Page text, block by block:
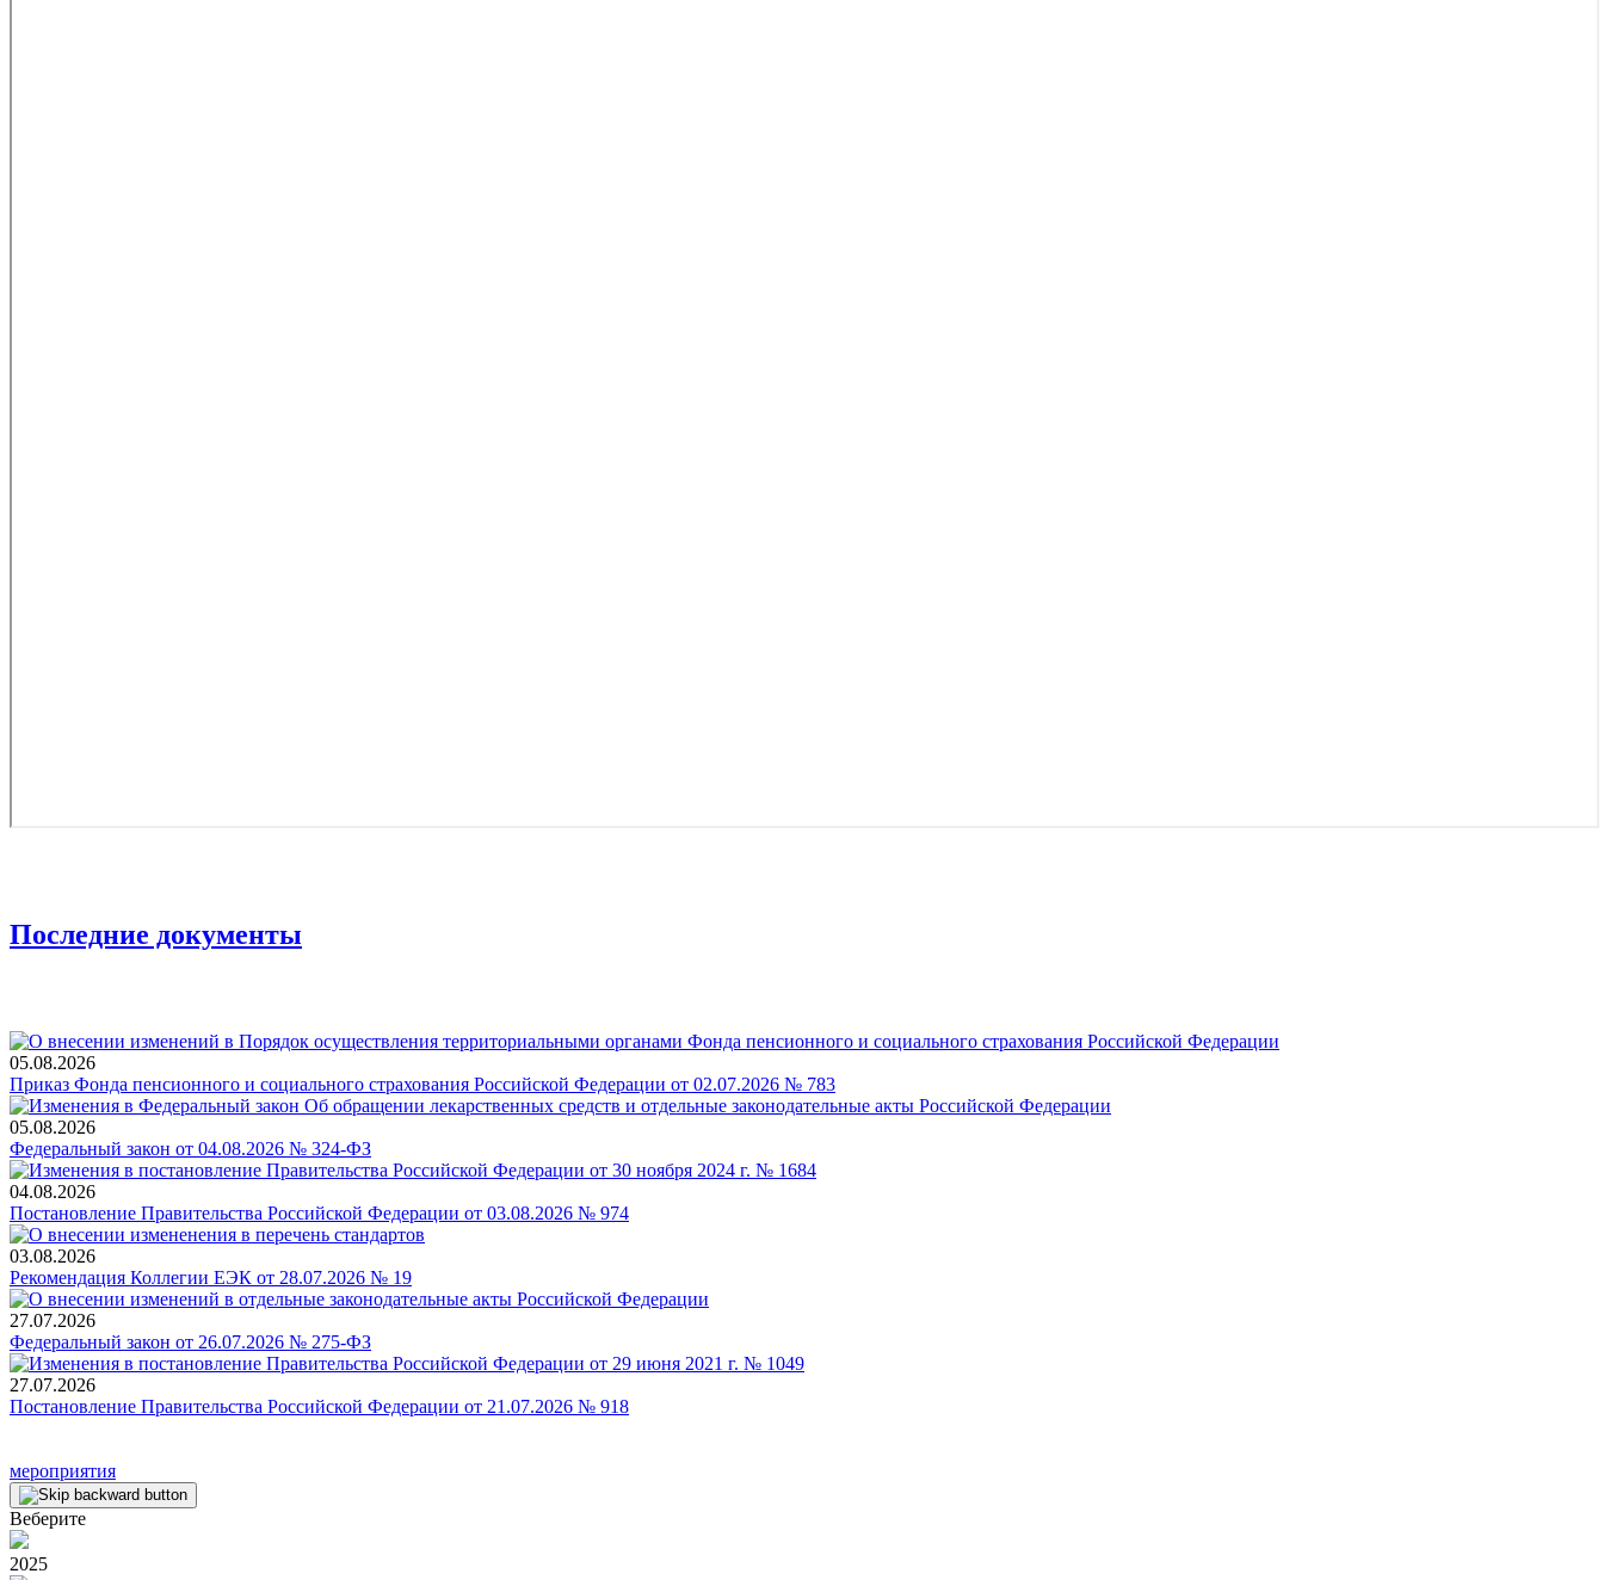
Последние документы
05.08.2026
Приказ Фонда пенсионного и социального страхования Российской Федерации от 02.07.2026 № 783
05.08.2026
Федеральный закон от 04.08.2026 № 324-ФЗ
04.08.2026
Постановление Правительства Российской Федерации от 03.08.2026 № 974
03.08.2026
Рекомендация Коллегии ЕЭК от 28.07.2026 № 19
27.07.2026
Федеральный закон от 26.07.2026 № 275-ФЗ
27.07.2026
Постановление Правительства Российской Федерации от 21.07.2026 № 918
мероприятия
Веберите
2025